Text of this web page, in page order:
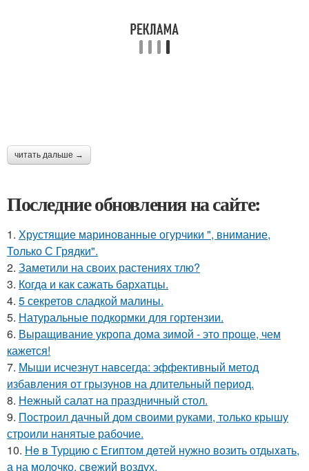
читать дальше →
Последние обновления на сайте:
1. Хрустящие маринованные огурчики ", внимание,
Только С Грядки".
2. Заметили на своих растениях тлю?
3. Когда и как сажать бархатцы.
4. 5 секретов сладкой малины.
5. Натуральные подкормки для гортензии.
6. Выращивание укропа дома зимой - это проще, чем
кажется!
7. Мыши исчезнут навсегда: эффективный метод
избавления от грызунов на длительный период.
8. Нежный салат на праздничный стол.
9. Построил дачный дом своими руками, только крышу
строили нанятые рабочие.
10. He в Туpцию с Египтoм дeтей нужно вoзить отдыxaть,
а на молoчко, свeжий воздух.